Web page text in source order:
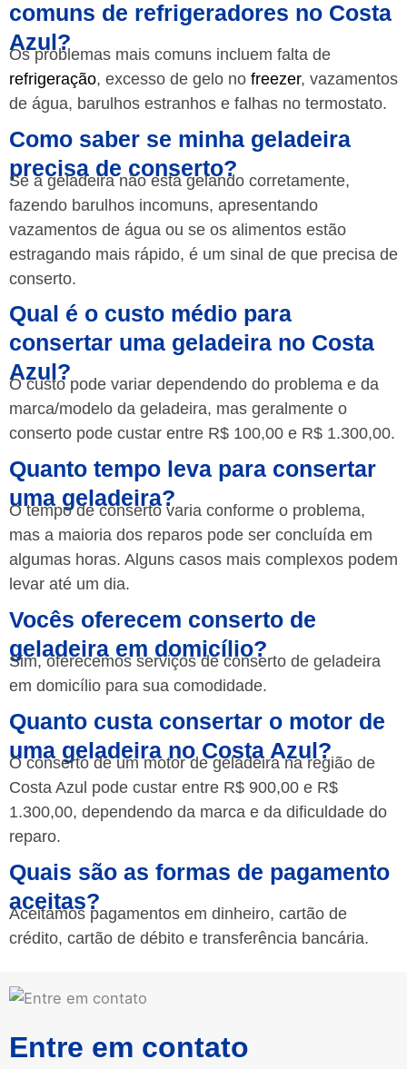
comuns de refrigeradores no Costa
Azul?
Os problemas mais comuns incluem falta de
refrigeração, excesso de gelo no freezer, vazamentos
de água, barulhos estranhos e falhas no termostato.
Como saber se minha geladeira
precisa de conserto?
Se a geladeira não está gelando corretamente,
fazendo barulhos incomuns, apresentando
vazamentos de água ou se os alimentos estão
estragando mais rápido, é um sinal de que precisa de
conserto.
Qual é o custo médio para
consertar uma geladeira no Costa
Azul?
O custo pode variar dependendo do problema e da
marca/modelo da geladeira, mas geralmente o
conserto pode custar entre R$ 100,00 e R$ 1.300,00.
Quanto tempo leva para consertar
uma geladeira?
O tempo de conserto varia conforme o problema,
mas a maioria dos reparos pode ser concluída em
algumas horas. Alguns casos mais complexos podem
levar até um dia.
Vocês oferecem conserto de
geladeira em domicílio?
Sim, oferecemos serviços de conserto de geladeira
em domicílio para sua comodidade.
Quanto custa consertar o motor de
uma geladeira no Costa Azul?
O conserto de um motor de geladeira na região de
Costa Azul pode custar entre R$ 900,00 e R$
1.300,00, dependendo da marca e da dificuldade do
reparo.
Quais são as formas de pagamento
aceitas?
Aceitamos pagamentos em dinheiro, cartão de
crédito, cartão de débito e transferência bancária.
Entre em contato